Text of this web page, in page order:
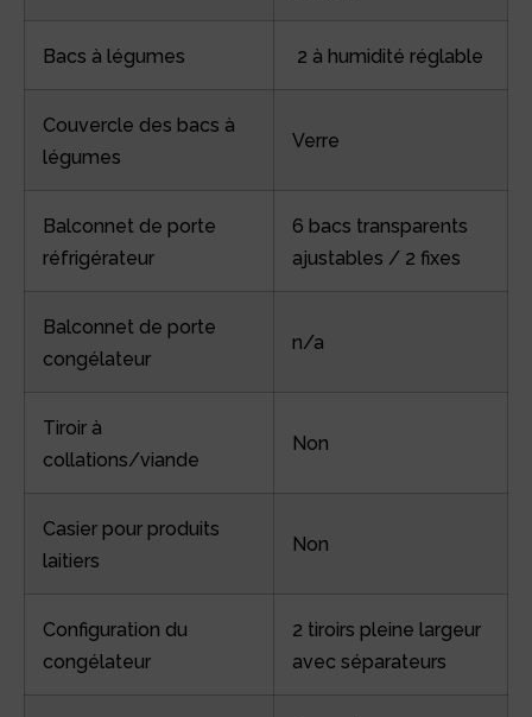
Bacs à légumes 2 à humidité réglable
Couvercle des bacs à
légumes
Verre
Balconnet de porte
réfrigérateur
6 bacs transparents
ajustables / 2 fixes
Balconnet de porte
congélateur
n/a
Tiroir à
collations/viande
Non
Casier pour produits
laitiers
Non
Configuration du
congélateur
2 tiroirs pleine largeur
avec séparateurs